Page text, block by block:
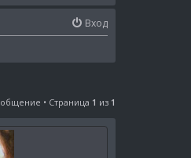
Вход
• Страница 1 из 1